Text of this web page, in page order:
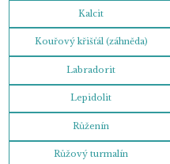
Kalcit
Kouřový křišťál (záhněda)
Labradorit
Lepidolit
Růženín
Růžový turmalín